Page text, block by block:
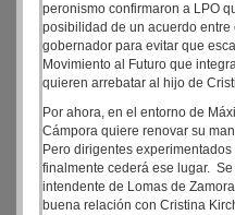
peronismo confirmaron a LPO
posibilidad de un acuerdo entre
gobernador para evitar que
Movimiento al Futuro que
quieren arrebatar al hijo de
Por ahora, en el entorno de
Cámpora quiere renovar su
Pero dirigentes
finalmente cederá ese lugar.
intendente de Lomas de
buena relación con Cristina